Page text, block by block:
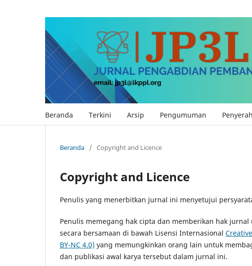
Beranda Terkini Arsip Pengumuman
Beranda / Copyright and Licence
Copyright and Licence
Penulis yang menerbitkan jurnal ini menyetujui
Penulis memegang hak cipta dan memberikan hak
secara bersamaan di bawah Lisensi Internasional
BY-NC 4.0) yang memungkinkan orang lain untuk
dan publikasi awal karya tersebut dalam jurnal ini.